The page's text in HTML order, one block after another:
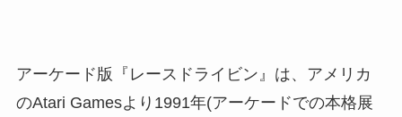
アーケード版『レースドライビン』は、アメリカ
のAtari Gamesより1991年(アーケードでの本格展